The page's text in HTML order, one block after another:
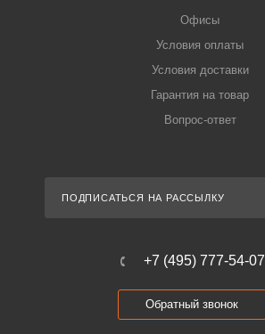
Офисы
Условия оплаты
Условия доставки
Гарантия на товар
Вопрос-ответ
ПОДПИСАТЬСЯ НА РАССЫЛКУ
+7 (495) 777-54-07
Обратный звонок